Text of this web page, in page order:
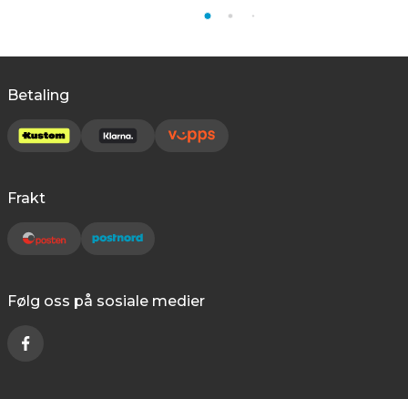
Betaling
Frakt
Følg oss på sosiale medier